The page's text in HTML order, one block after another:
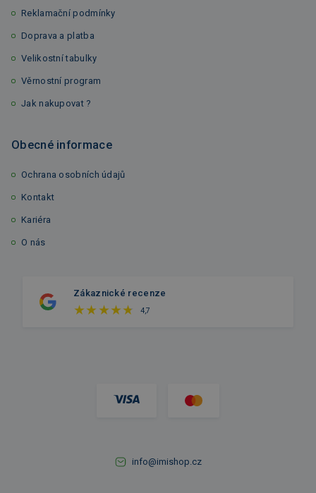
Reklamační podmínky
Doprava a platba
Velikostní tabulky
Věrnostní program
Jak nakupovat ?
Obecné informace
Ochrana osobních údajů
Kontakt
Kariéra
O nás
Zákaznické recenze
4,7
info@imishop.cz